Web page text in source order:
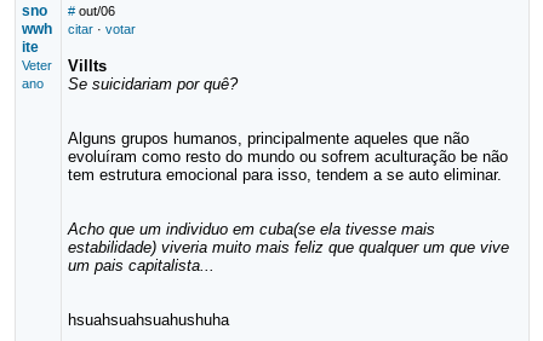
sno
wwh
ite
Veter
ano
# out/06
citar· votar
Villts
Se suicidariam por quê?
Alguns grupos humanos, principalmente aqueles que não
evoluíram como resto do mundo ou sofrem aculturação be não
tem estrutura emocional para isso, tendem a se auto eliminar.
Acho que um individuo em cuba(se ela tivesse mais
estabilidade) viveria muito mais feliz que qualquer um que vive
um pais capitalista...
hsuahsuahsuahushuha